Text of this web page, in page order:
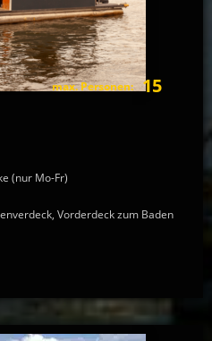
max. Personen: 15
(nur Mo-Fr)
Vorderdeck zum Baden